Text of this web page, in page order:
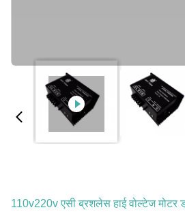
110v220v एसी ब्रशलेस हाई वोल्टेज मोटर